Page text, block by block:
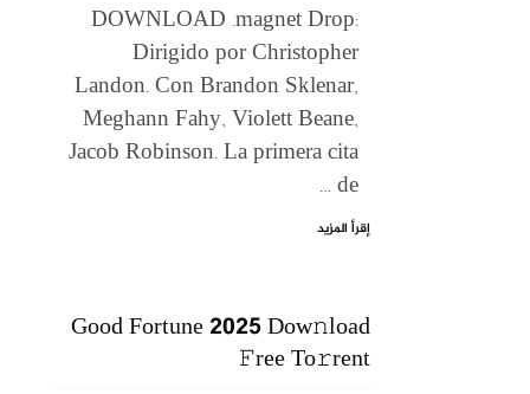
DOWNLOAD .magnet Drop:
Dirigido por Christopher
Landon. Con Brandon Sklenar,
Meghann Fahy, Violett Beane,
Jacob Robinson. La primera cita
de …
إقرأ المزيد
Good Fortune 2025 Dow𝚗load
𝙵ree To𝚛rent